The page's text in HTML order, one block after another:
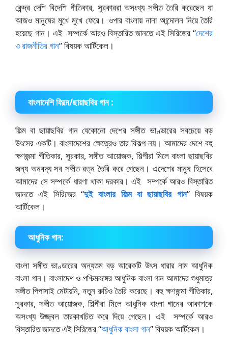
কেন্দ্র দেশি বিদেশি গীতিকার, সুরকাররা অসংখ্য সঙ্গীত তৈরি করেছেন যা
আজও মানুষের মুখে মুখে ফেরে। ওপার বাংলায় নানা আন্দোলন নিয়ে তৈরি
হয়েছে গান। এই সম্পর্কে আরও বিস্তারিত জানতে এই সিরিজের “দেশের
ও রাজনীতির গান” বিষয়ক আর্টিকেল।
বাংলাদেশি ফিল্মে/ছায়াছবির গান :
ফিল্ম বা ছায়াছবির গান যেকোনো দেশের সঙ্গীত ভাণ্ডারের সবচেয়ে বড়
উৎসের একটি। বাংলাদেশের ক্ষেত্রেও তার বিকল্প নয়। আমাদের দেশে বহু
ক্ষণজন্মা গীতিকার, সুরকার, সঙ্গীত আয়োজক, শিল্পীরা মিলে বাংলা ছায়াছবির
জন্য অনবদ্য সব সঙ্গীত রত্ন তৈরি করে গেছেন। এদেশের মানুষ হিসেবে
আমাদের সে সম্পর্কে ধারণা থাকা দরকার। এই সম্পর্কে আরও বিস্তারিত
জানতে এই সিরিজের “দুই বাংলার ফিল্ম বা ছায়াছবির গান” বিষয়ক
আর্টিকেল।
আধুনিক গান:
বাংলা সঙ্গীত ভাণ্ডারের অন্যতম বড় আরেকটি উৎস ধারার নাম আধুনিক
বাংলা গান। বাংলাদেশ ও পশ্চিমবঙ্গের আধুনিক বাংলা গান আমাদের শুধুমাত্র
সঙ্গীত পিপাসাই মেটায়নি, নতুন রুচিও তৈরি করেছে। বহু ক্ষণজন্মা গীতিকার,
সুরকার, সঙ্গীত আয়োজক, শিল্পীরা মিলে আধুনিক বাংলা গানের আকাশকে
অসংখ্য উজ্জ্বল তারকাখচিত করে দিয়ে গেছেন। এই সম্পর্কে আরও
বিস্তারিত জানতে এই সিরিজের “আধুনিক বাংলা গান” বিষয়ক আর্টিকেল।